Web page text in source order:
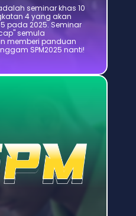
seminar khas 10
4 yang akan
pada 2025. Seminar
semula
memberi panduan
SPM2025 nanti!